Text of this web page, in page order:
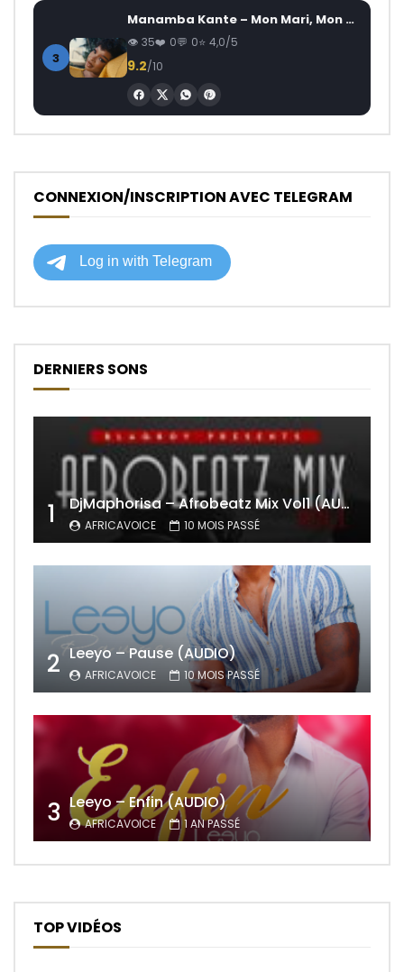
3
Manamba Kante – Mon Mari, Mon Combat
35 0 0 4,0/5
9.2/10
CONNEXION/INSCRIPTION AVEC TELEGRAM
DERNIERS SONS
1 DjMaphorisa – Afrobeatz Mix Vol1 (AUDIO)
AFRICAVOICE 10 MOIS PASSÉ
2 Leeyo – Pause (AUDIO)
AFRICAVOICE 10 MOIS PASSÉ
3 Leeyo – Enfin (AUDIO)
AFRICAVOICE 1 AN PASSÉ
TOP VIDÉOS